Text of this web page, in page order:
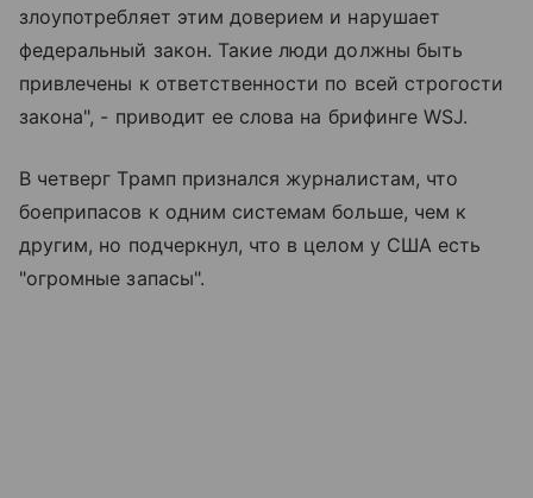
злоупотребляет этим доверием и нарушает
федеральный закон. Такие люди должны быть
привлечены к ответственности по всей строгости
закона", - приводит ее слова на брифинге WSJ.
В четверг Трамп признался журналистам, что
боеприпасов к одним системам больше, чем к
другим, но подчеркнул, что в целом у США есть
"огромные запасы".